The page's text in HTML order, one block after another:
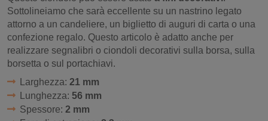
Sottolineiamo che sarà eccellente su un nastrino legato
attorno a un candeliere, un biglietto di auguri di carta o una
confezione regalo. Questo articolo è adatto anche per
realizzare segnalibri o ciondoli decorativi sulla borsa, sulla
borsetta o sul portachiavi.
Larghezza: 21 mm
Lunghezza: 56 mm
Spessore: 2 mm